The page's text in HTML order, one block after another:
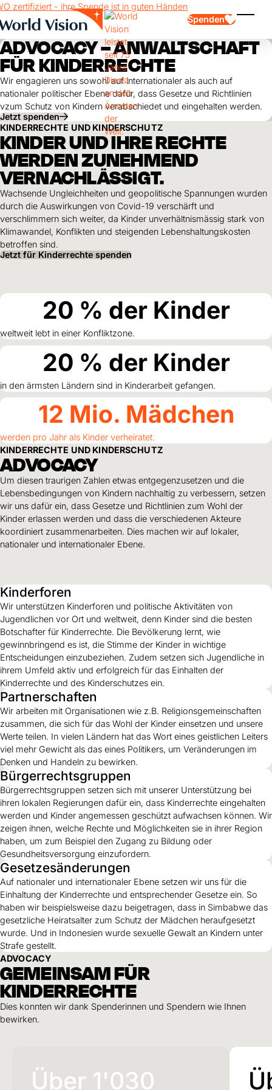
Skip to main content
Spenden
Kinderpatenschaft
Kinderpatenschaft
Gönnerschaft
Freie Spende
Geschenkspende
Patenschaft für Kinder in Not
Thematische Spende
Testament und Legat
Philanthropie
Unternehmenskooperationen
Erdbeben Venezuela
Vision und Werte
Schwerpunkte
Partner
Einsatzgebiete
Wirkung und Erfolge
Mittelverwendung
Jahresbericht und Finanzen
Afrika
Asien
ADVOCACY – ANWALTSCHAFT
FÜR KINDERRECHTE
Wir engagieren uns sowohl auf internationaler als auch auf
nationaler politischer Ebene dafür, dass Gesetze und Richtlinien
vzum Schutz von Kindern verabschiedet und eingehalten werden.
Jetzt spenden
KINDERRECHTE UND KINDERSCHUTZ
KINDER UND IHRE RECHTE
WERDEN ZUNEHMEND
VERNACHLÄSSIGT.
Wachsende Ungleichheiten und geopolitische Spannungen wurden
durch die Auswirkungen von Covid-19 verschärft und
verschlimmern sich weiter, da Kinder unverhältnismässig stark von
Klimawandel, Konflikten und steigenden Lebenshaltungskosten
betroffen sind.
Jetzt für Kinderrechte spenden
20 % der Kinder
weltweit lebt in einer Konfliktzone.
20 % der Kinder
in den ärmsten Ländern sind in Kinderarbeit gefangen.
12 Mio. Mädchen
werden pro Jahr als Kinder verheiratet.
KINDERRECHTE UND KINDERSCHUTZ
ADVOCACY
Um diesen traurigen Zahlen etwas entgegenzusetzen und die
Lebensbedingungen von Kindern nachhaltig zu verbessern, setzen
wir uns dafür ein, dass Gesetze und Richtlinien zum Wohl der
Kinder erlassen werden und dass die verschiedenen Akteure
koordiniert zusammenarbeiten. Dies machen wir auf lokaler,
nationaler und internationaler Ebene.
Kinderforen
Wir unterstützen Kinderforen und politische Aktivitäten von
Jugendlichen vor Ort und weltweit, denn Kinder sind die besten
Botschafter für Kinderrechte. Die Bevölkerung lernt, wie
gewinnbringend es ist, die Stimme der Kinder in wichtige
Entscheidungen einzubeziehen. Zudem setzen sich Jugendliche in
ihrem Umfeld aktiv und erfolgreich für das Einhalten der
Kinderrechte und des Kinderschutzes ein.
Partnerschaften
Wir arbeiten mit Organisationen wie z.B. Religionsgemeinschaften
zusammen, die sich für das Wohl der Kinder einsetzen und unsere
Werte teilen. In vielen Ländern hat das Wort eines geistlichen Leiters
viel mehr Gewicht als das eines Politikers, um Veränderungen im
Denken und Handeln zu bewirken.
Bürgerrechtsgruppen
Bürgerrechtsgruppen setzen sich mit unserer Unterstützung bei
ihren lokalen Regierungen dafür ein, dass Kinderrechte eingehalten
werden und Kinder angemessen geschützt aufwachsen können. Wir
zeigen ihnen, welche Rechte und Möglichkeiten sie in ihrer Region
haben, um zum Beispiel den Zugang zu Bildung oder
Gesundheitsversorgung einzufordern.
Gesetzesänderungen
Auf nationaler und internationaler Ebene setzen wir uns für die
Einhaltung der Kinderrechte und entsprechender Gesetze ein. So
haben wir beispielsweise dazu beigetragen, dass in Simbabwe das
gesetzliche Heiratsalter zum Schutz der Mädchen heraufgesetzt
wurde. Und in Indonesien wurde sexuelle Gewalt an Kindern unter
Strafe gestellt.
ADVOCACY
GEMEINSAM FÜR
KINDERRECHTE
Dies konnten wir dank Spenderinnen und Spendern wie Ihnen
bewirken.
Über 1'030